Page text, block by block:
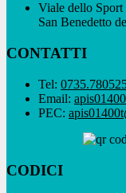
Viale dello Sport
San Benedetto
CONTATTI
Tel:
Email:
PEC:
CODICI